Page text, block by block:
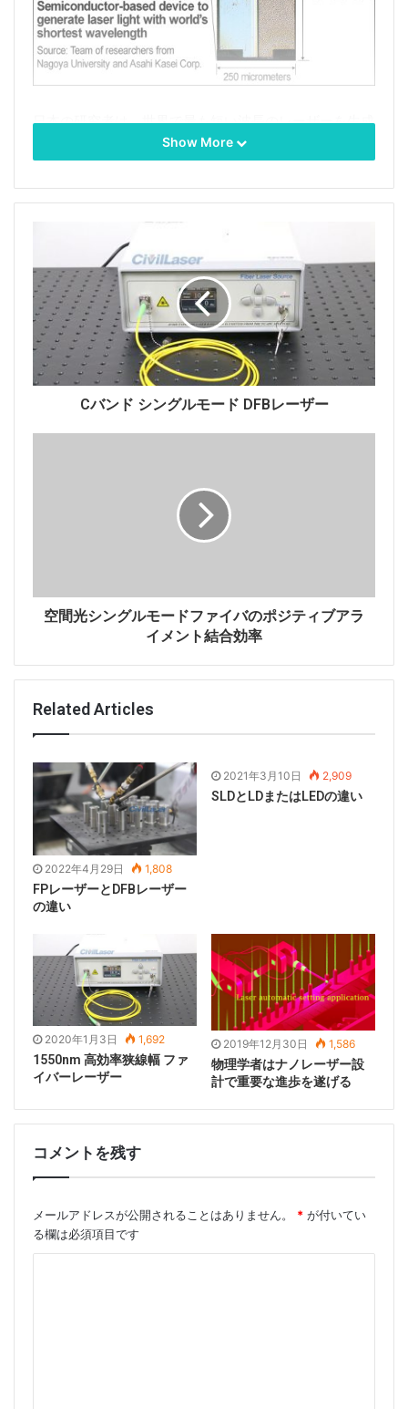
日本の研究者は、世界で最も短い波長のレーザーを生成
できるデバイスを開発しました。ノーベル賞受賞者は、
ながると予測しています。
は、医療および製造ツールを含む精密機器およ
び機器で使用されます。名古屋大学と旭化成の科学者チ
ームによると、レーザーの波長が短いほど、カットの精
度が上がります。
研究者は、半導体からレーザー発生器を作ったと言いま
す。このデバイスは、271.8nm（1nmは10億分の1メー
トル）の波長のレーザーを生成できます。 2008年に報
記者会見で、名古屋大学の工学教授で2014年のノーベ
ル物理学賞受賞者である天野博氏は、「小型デバイスは
チームは、デバイス用の高品質の窒化アルミニウム基板
を開発し、抵抗を低減しました。世界で最も短い波長は
常温で記録され、パルス電流は50ナノ秒です。現在、
ムは、数年以内にデバイスを改善し、将来的に市場に投
入する予定です。
Tags 271.8nm
Show More
Cバンド シングルモード DFBレーザー
空間光シングルモードファイバのポジティブアラ
イメント結合効率
Related Articles
2022年4月29日 1,808
FPレーザーとDFBレーザー
の違い
2021年3月10日 2,909
SLDとLDまたはLEDの違い
2020年1月3日 1,692
1550nm 高効率狭線幅 ファ
イバーレーザー
2019年12月30日 1,586
物理学者はナノレーザー設
計で重要な進歩を遂げる
コメントを残す
メールアドレスが公開されることはありません。 * が付いてい
る欄は必須項目です